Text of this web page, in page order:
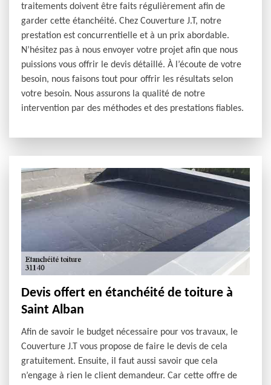
traitements doivent être faits régulièrement afin de
garder cette étanchéité. Chez Couverture J.T, notre
prestation est concurrentielle et à un prix abordable.
N’hésitez pas à nous envoyer votre projet afin que nous
puissions vous offrir le devis détaillé. À l’écoute de votre
besoin, nous faisons tout pour offrir les résultats selon
votre besoin. Nous assurons la qualité de notre
intervention par des méthodes et des prestations fiables.
Devis offert en étanchéité de toiture à
Saint Alban
Afin de savoir le budget nécessaire pour vos travaux, le
Couverture J.T vous propose de faire le devis de cela
gratuitement. Ensuite, il faut aussi savoir que cela
n’engage à rien le client demandeur. Car cette offre de